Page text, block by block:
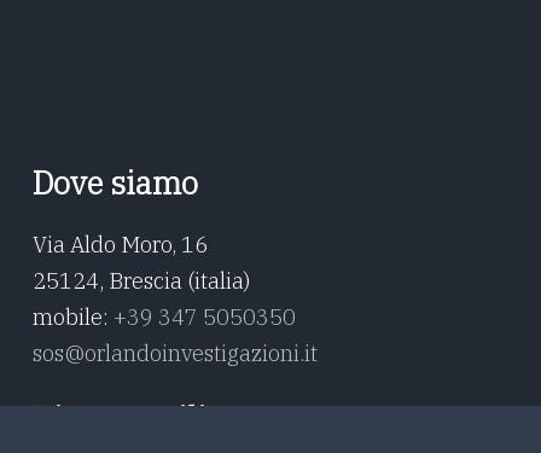
Dove siamo
Via Aldo Moro, 16
25124, Brescia (italia)
mobile: +39 347 5050350
sos@orlandoinvestigazioni.it
Risorse utili